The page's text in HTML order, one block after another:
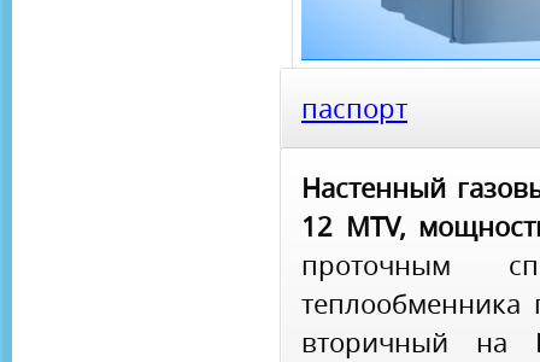
паспорт
Настенный
12 MTV,
проточным
вторичный на